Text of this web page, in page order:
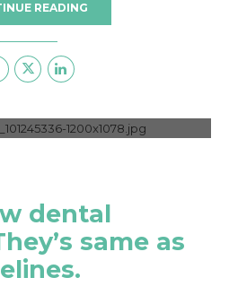
READING
dental
same as